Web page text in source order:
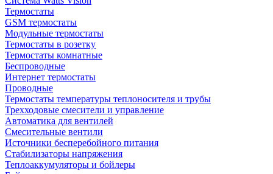
Термостаты
GSM термостаты
Модульные термостаты
Термостаты в розетку
Термостаты комнатные
Беспроводные
Интернет термостаты
Проводные
Термостаты температуры теплоносителя и трубы
Трехходовые смесители и управление
Автоматика для вентилей
Смесительные вентили
Источники бесперебойного питания
Стабилизаторы напряжения
Теплоаккумуляторы и бойлеры